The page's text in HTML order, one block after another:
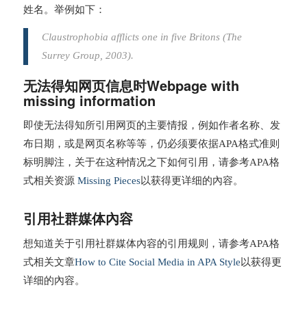
姓名。举例如下：
Claustrophobia afflicts one in five Britons (The
Surrey Group, 2003).
无法得知网页信息时Webpage with
missing information
即使无法得知所引用网页的主要情报，例如作者名称、发
布日期，或是网页名称等等，仍必须要依据APA格式准则
标明脚注，关于在这种情况之下如何引用，请参考APA格
式相关资源 Missing Pieces以获得更详细的內容。
引用社群媒体內容
想知道关于引用社群媒体內容的引用规则，请参考APA格
式相关文章How to Cite Social Media in APA Style以获得更
详细的內容。